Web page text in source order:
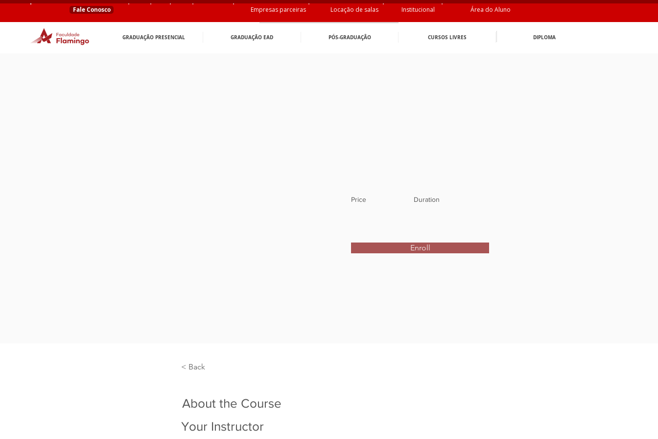
Fale Conosco Locação de salas Institucional
Empresas parceiras Área do Aluno
GRADUAÇÃO PRESENCIAL GRADUAÇÃO EAD PÓS-GRADUAÇÂO CURSOS LIVRES DIPLOMA
Price Duration
Enroll
< Back
About the Course
Your Instructor